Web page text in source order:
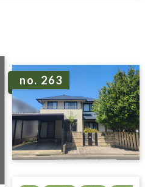
no. 263